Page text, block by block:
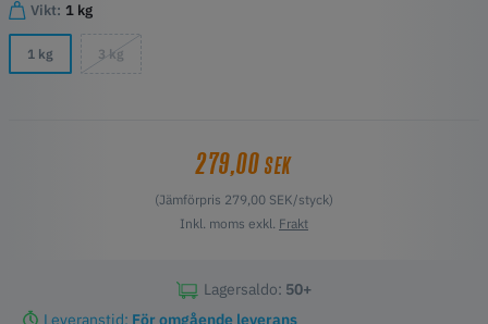
Vikt: 1 kg
1 kg 3 kg
279,00SEK
(Jämförpris 279,00 SEK/styck)
Inkl. moms exkl. Frakt
Lagersaldo: 50+
Leveranstid: För omgående leverans